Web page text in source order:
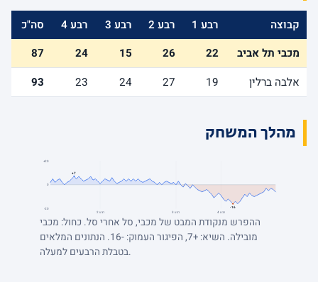
קבוצה רבע 1 רבע 2 רבע 3 רבע 4
סה"כ
מכבי תל אביב
22
26
15
24
87
אלבה ברלין
19
27
24
23
93
מהלך המשחק
+20
0
-20
+7
-16
רבע 2
רבע 3 רבע 4
ההפרש מנקודת המבט של מכבי, סל אחרי סל. כחול: מכבי
מובילה. השיא: +7, הפיגור העמוק: -16. הנתונים המלאים
בטבלת הרבעים למעלה.